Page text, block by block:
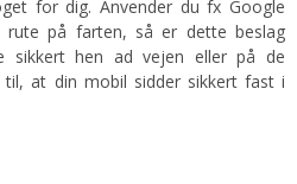
for dig. Anvender du fx Google
rute på farten, så er dette beslag
sikkert hen ad vejen eller på de
at din mobil sidder sikkert fast i